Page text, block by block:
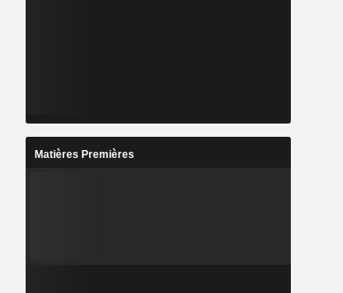
Matières Premières